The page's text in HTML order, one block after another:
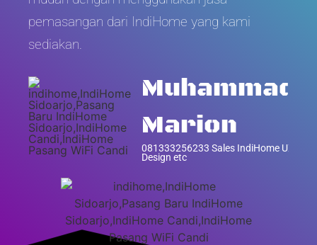
pemasangan dari IndiHome yang kami
sediakan.
Muhammad
Marion
081333256233 Sales IndiHome UX
Design etc